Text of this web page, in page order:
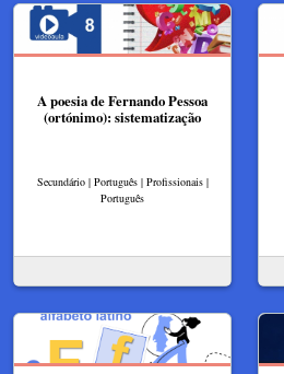
A poesia de Fernando Pessoa
(ortónimo): sistematização
Secundário | Português | Profissionais |
Português